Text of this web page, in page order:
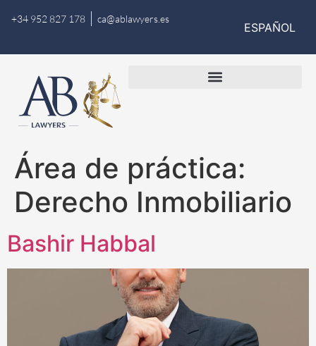
+34 952 827 178 ca@ablawyers.es
ESPAÑOL
Área de práctica:
Derecho Inmobiliario
Bashir Habbal